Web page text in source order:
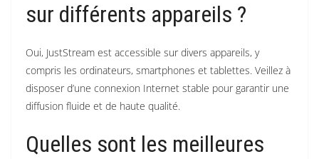
sur différents appareils ?
Oui, JustStream est accessible sur divers appareils, y
compris les ordinateurs, smartphones et tablettes. Veillez à
disposer d’une connexion Internet stable pour garantir une
diffusion fluide et de haute qualité.
Quelles sont les meilleures